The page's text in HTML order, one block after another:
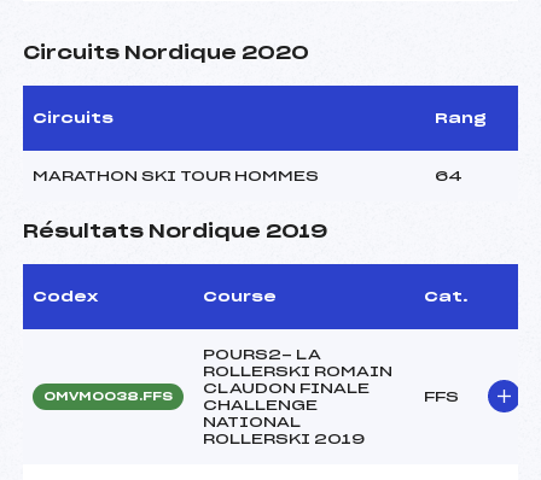
Circuits Nordique 2020
Circuits Rang
MARATHON SKI TOUR HOMMES 64
Résultats Nordique 2019
Codex Course Cat.
OMVM0038.FFS
POURS2- LA
ROLLERSKI ROMAIN
CLAUDON FINALE
CHALLENGE
NATIONAL
ROLLERSKI 2019
FFS